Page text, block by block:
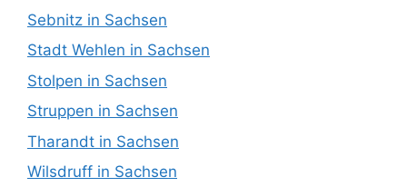
Sebnitz in Sachsen
Stadt Wehlen in Sachsen
Stolpen in Sachsen
Struppen in Sachsen
Tharandt in Sachsen
Wilsdruff in Sachsen